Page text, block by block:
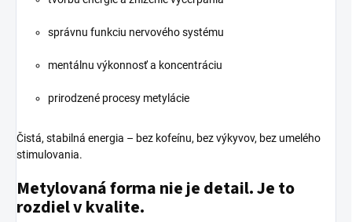
správnu funkciu nervového systému
mentálnu výkonnosť a koncentráciu
prirodzené procesy metylácie
Čistá, stabilná energia – bez kofeínu, bez výkyvov, bez umelého
stimulovania.
Metylovaná forma nie je detail. Je to
rozdiel v kvalite.